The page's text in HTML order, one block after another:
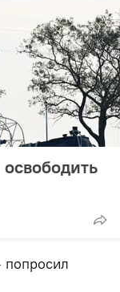
попросил